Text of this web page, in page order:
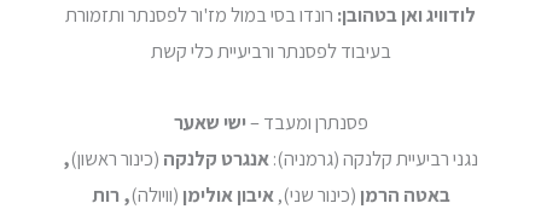
לודוויג ואן בטהובן: רונדו בסי במול מז'ור לפסנתר ותזמורת
בעיבוד לפסנתר ורביעיית כלי קשת
פסנתרן ומעבד –ישי שאער
נגני רביעיית קלנקה (גרמניה):אנגרט קלנקה (כינור ראשון),
באטה הרמן (כינור שני),איבון אולימן (וויולה), רות